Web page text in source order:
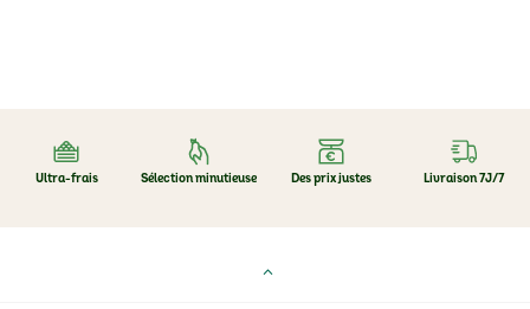
Ultra-frais Sélection minutieuse Des prix justes Livraison 7J/7